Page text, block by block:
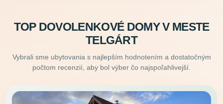
TOP DOVOLENKOVÉ DOMY V MESTE
TELGÁRT
Vybrali sme ubytovania s najlepším hodnotením a dostatočným
počtom recenzií, aby bol výber čo najspoľahlivejší.